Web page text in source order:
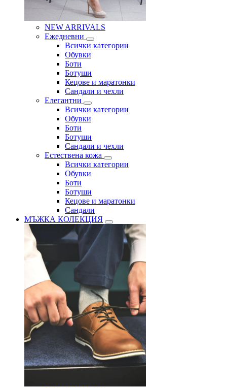
NEW ARRIVALS
Ежедневни
Всички категории
Обувки
Боти
Ботуши
Кецове и маратонки
Сандали и чехли
Елегантни
Всички категории
Обувки
Боти
Ботуши
Сандали и чехли
Естествена кожа
Всички категории
Обувки
Боти
Ботуши
Кецове и маратонки
Сандали
МЪЖКА КОЛЕКЦИЯ